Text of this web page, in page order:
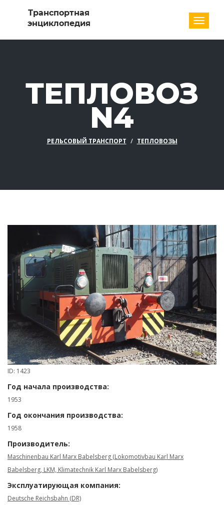
ТЕПЛОВОЗ
N4
РЕЛЬСОВЫЙ ТРАНСПОРТ ТЕПЛОВОЗЫ
ID: 1423
Год начала производства:
1953
Год окончания производства:
1958
Производитель:
Maschinenbau Karl Marx Babelsberg (Lokomotivbau Karl Marx
Babelsberg, LKM, Klimatechnik Karl Marx Babelsberg)
Эксплуатирующая компания:
Deutsche Reichsbahn (DR)